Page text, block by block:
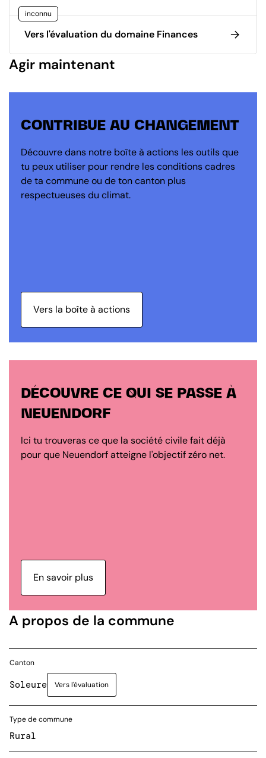
inconnu
Vers l'évaluation du domaine Finances
Agir maintenant
CONTRIBUE AU CHANGEMENT
Découvre dans notre boîte à actions les outils que
tu peux utiliser pour rendre les conditions cadres
de ta commune ou de ton canton plus
respectueuses du climat.
Vers la boîte à actions
DÉCOUVRE CE QUI SE PASSE À
NEUENDORF
Ici tu trouveras ce que la société civile fait déjà
pour que Neuendorf atteigne l'objectif zéro net.
En savoir plus
A propos de la commune
Canton
Soleure Vers l'évaluation
Type de commune
Rural